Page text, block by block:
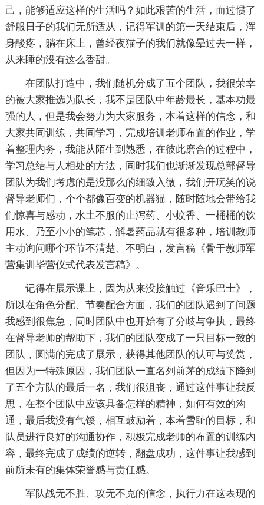
己，能够适应这样的生活吗？如此艰苦的生活，而过惯了
舒服日子的我们无所适从，记得军训的第一天结束后，浑
身酸疼，躺在床上，曾经夜猫子的我们就像晕过去一样，
从来睡的没有这么香甜。
在团队打造中，我们随机分成了五个团队，我很荣幸
的被大家推选为队长，我不是团队中年龄最长，基本功最
强的人，但是我会努力为大家服务，本着这样的信念，和
大家共同训练，共同学习，完成培训老师布置的作业，学
着整理内务，我能从陌生到熟悉，在彼此磨合的过程中，
学习总结与人相处的方法，同时我们也渐渐发现总部督导
团队为我们考虑的是没那么的细致入微，我们开玩笑的说
督导老师们，个个都像百变的机器猫，随时随地会带给我
们惊喜与感动，水土不服的止泻药、小蚊香、一桶桶的饮
用水、乃至小小的笔芯，解暑药品就有很多种，培训教师
主动询问哪个环节不清楚、不明白，发言稿《骨干教师军
营集训毕营仪式代表发言稿》。
记得在展示课上，因为从来没接触过《音乐巴士》，
所以在角色分配、节奏配合方面，我们的团队遇到了问题
我感到很焦急，同时团队中也开始有了分歧与争执，最终
在督导老师的帮助下，我们的团队变成了一只目标一致的
团队，圆满的完成了展示，获得其他团队的认可与赞赏，
但因为一特殊原因，我们团队一直名列前茅的成绩下降到
了五个方队的最后一名，我们很沮丧，通过这件事让我反
思，在整个团队中应该具备怎样的精神，如何有效的沟
通，最后我没有气馁，相互鼓励着，本着雪耻的目标，和
队员进行良好的沟通协作，积极完成老师的布置的训练内
容，最终完成了成绩的逆转，翻盘成功，这件事让我感到
前所未有的集体荣誉感与责任感。
军队战无不胜、攻无不克的信念，执行力在这表现的